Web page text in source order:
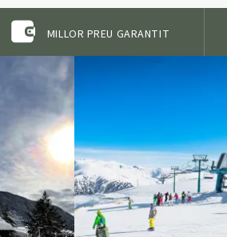
MILLOR PREU GARANTIT